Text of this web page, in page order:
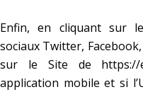
Enfin, en cliquant sur
sociaux Twitter,
sur le Site de https://
application mobile et si